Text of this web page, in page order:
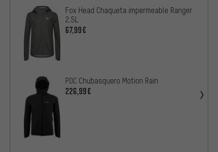
Fox Head Chaqueta impermeable Ranger
2.5L
67,99€
POC Chubasquero Motion Rain
226,99€